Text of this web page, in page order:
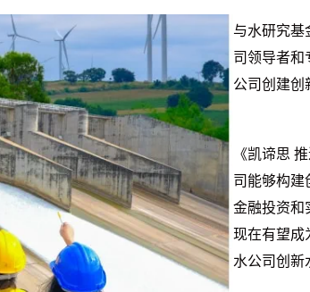
与水研究基
司领导者和
公司创建创
《凯谛思
司能够构建
金融投资和
现在有望成
水公司创新